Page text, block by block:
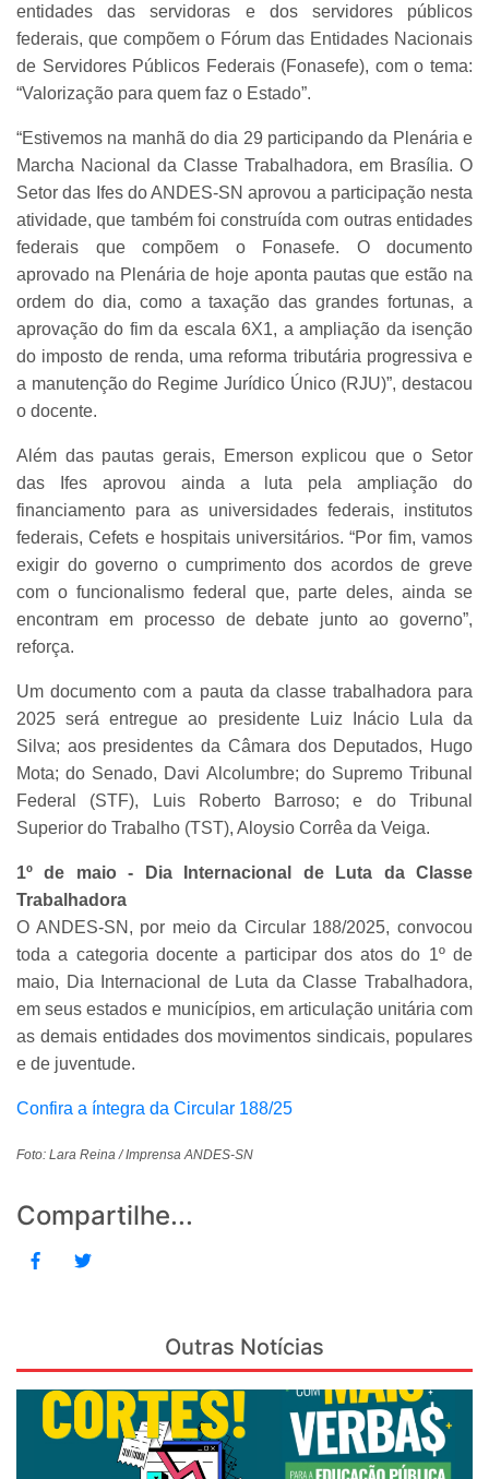
entidades das servidoras e dos servidores públicos
federais, que compõem o Fórum das Entidades Nacionais
de Servidores Públicos Federais (Fonasefe), com o tema:
“Valorização para quem faz o Estado”.
“Estivemos na manhã do dia 29 participando da Plenária e
Marcha Nacional da Classe Trabalhadora, em Brasília. O
Setor das Ifes do ANDES-SN aprovou a participação nesta
atividade, que também foi construída com outras entidades
federais que compõem o Fonasefe. O documento
aprovado na Plenária de hoje aponta pautas que estão na
ordem do dia, como a taxação das grandes fortunas, a
aprovação do fim da escala 6X1, a ampliação da isenção
do imposto de renda, uma reforma tributária progressiva e
a manutenção do Regime Jurídico Único (RJU)”, destacou
o docente.
Além das pautas gerais, Emerson explicou que o Setor
das Ifes aprovou ainda a luta pela ampliação do
financiamento para as universidades federais, institutos
federais, Cefets e hospitais universitários. “Por fim, vamos
exigir do governo o cumprimento dos acordos de greve
com o funcionalismo federal que, parte deles, ainda se
encontram em processo de debate junto ao governo”,
reforça.
Um documento com a pauta da classe trabalhadora para
2025 será entregue ao presidente Luiz Inácio Lula da
Silva; aos presidentes da Câmara dos Deputados, Hugo
Mota; do Senado, Davi Alcolumbre; do Supremo Tribunal
Federal (STF), Luis Roberto Barroso; e do Tribunal
Superior do Trabalho (TST), Aloysio Corrêa da Veiga.
1º de maio - Dia Internacional de Luta da Classe
Trabalhadora
O ANDES-SN, por meio da Circular 188/2025, convocou
toda a categoria docente a participar dos atos do 1º de
maio, Dia Internacional de Luta da Classe Trabalhadora,
em seus estados e municípios, em articulação unitária com
as demais entidades dos movimentos sindicais, populares
e de juventude.
Confira a íntegra da Circular 188/25
Foto: Lara Reina / Imprensa ANDES-SN
Compartilhe...
Outras Notícias